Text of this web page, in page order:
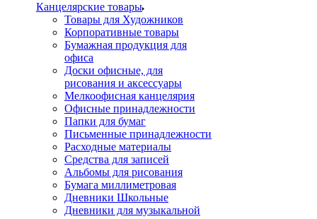
Канцелярские товары
Товары для Художников
Корпоративные товары
Бумажная продукция для
офиса
Доски офисные, для
рисования и аксессуары
Мелкоофисная канцелярия
Офисные принадлежности
Папки для бумаг
Письменные принадлежности
Расходные материалы
Средства для записей
Альбомы для рисования
Бумага миллиметровая
Дневники Школьные
Дневники для музыкальной